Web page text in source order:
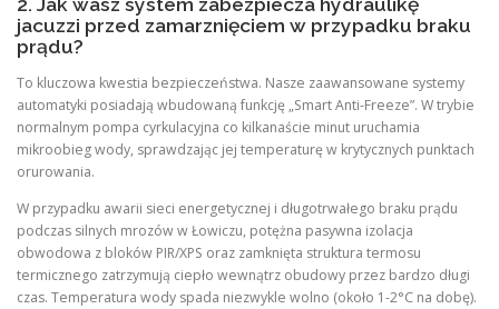
2. Jak wasz system zabezpiecza hydraulikę
jacuzzi przed zamarznięciem w przypadku braku
prądu?
To kluczowa kwestia bezpieczeństwa. Nasze zaawansowane systemy
automatyki posiadają wbudowaną funkcję „Smart Anti-Freeze”. W trybie
normalnym pompa cyrkulacyjna co kilkanaście minut uruchamia
mikroobieg wody, sprawdzając jej temperaturę w krytycznych punktach
orurowania.
W przypadku awarii sieci energetycznej i długotrwałego braku prądu
podczas silnych mrozów w Łowiczu, potężna pasywna izolacja
obwodowa z bloków PIR/XPS oraz zamknięta struktura termosu
termicznego zatrzymują ciepło wewnątrz obudowy przez bardzo długi
czas. Temperatura wody spada niezwykle wolno (około 1-2°C na dobę).